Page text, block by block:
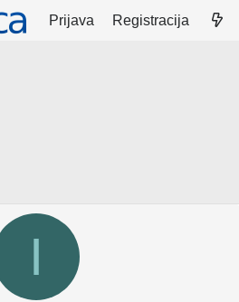
Prijava Registracija
I